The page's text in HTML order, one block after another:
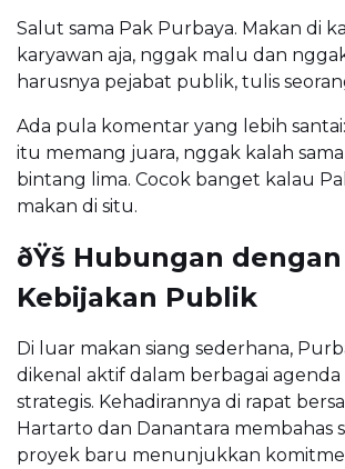
Salut sama Pak Purbaya. Makan di
karyawan aja, nggak malu dan
harusnya pejabat publik, tulis
Ada pula komentar yang lebih
itu memang juara, nggak kalah
bintang lima. Cocok banget kalau
makan di situ.
ðŸš Hubungan dengan
Kebijakan Publik
Di luar makan siang sederhana,
dikenal aktif dalam berbagai agenda
strategis. Kehadirannya di rapat
Hartarto dan Danantara membahas
proyek baru menunjukkan